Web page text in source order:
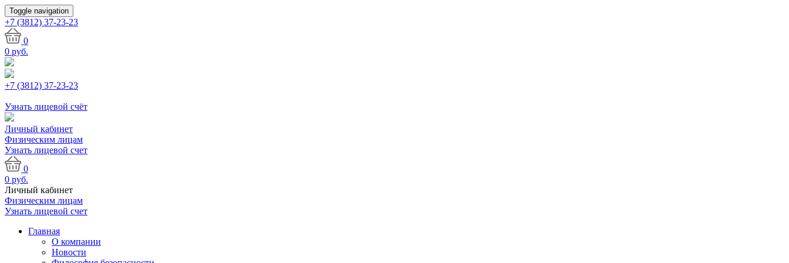
Toggle navigation
+7 (3812) 37-23-23
0
0 руб.
+7 (3812) 37-23-23
Узнать лицевой счёт
Личный кабинет
Физическим лицам
Узнать лицевой счет
0
0 руб.
Личный кабинет
Физическим лицам
Узнать лицевой счет
Главная
О компании
Новости